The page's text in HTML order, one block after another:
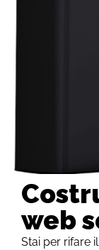
web
Stai per rifare